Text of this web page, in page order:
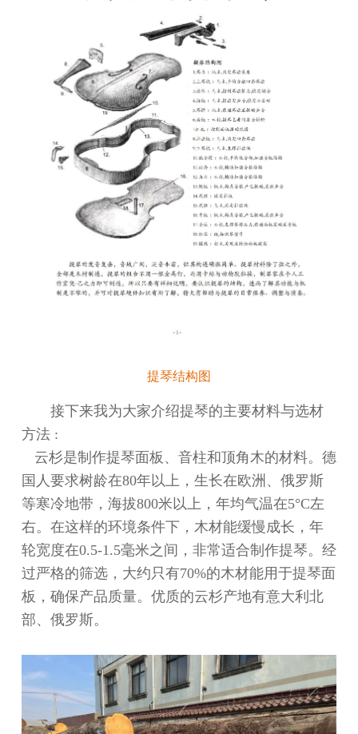
提琴结构图
接下来我为大家介绍提琴的主要材料与选材
方法 :
云杉是制作提琴面板、音柱和顶角木的材料。 德
国人要求树龄在80年以上，生长在欧洲、俄罗斯
等寒冷地带，海拔800米以上，年均气温在5°C左
右。 在这样的环境条件下，木材能缓慢成长，年
轮宽度在0.5-1.5毫米之间，非常适合制作提琴。经
过严格的筛选，大约只有70%的木材能用于提琴面
板，确保产品质量。优质的云杉产地有意大利北
部、俄罗斯。